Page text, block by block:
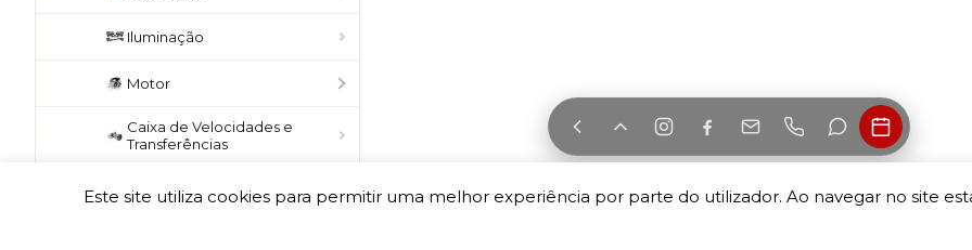
Iluminação
Motor
Caixa de Velocidades e
Transferências
Eixos
Este site utiliza cookies para permitir uma melhor experiência por parte do utilizador. Ao navegar no site